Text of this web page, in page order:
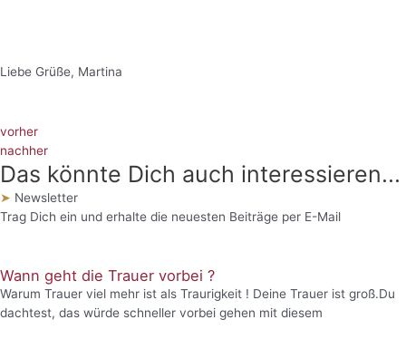
Liebe Grüße, Martina
vorher
nachher
Das könnte Dich auch interessieren...
➤ Newsletter
Trag Dich ein und erhalte die neuesten Beiträge per E-Mail
Wann geht die Trauer vorbei ?
Warum Trauer viel mehr ist als Traurigkeit ! Deine Trauer ist groß.Du
dachtest, das würde schneller vorbei gehen mit diesem